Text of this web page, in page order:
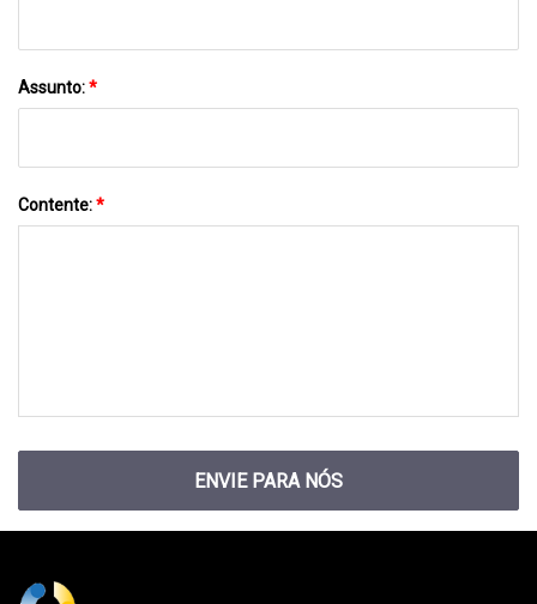
Assunto:*
Contente:*
ENVIE PARA NÓS